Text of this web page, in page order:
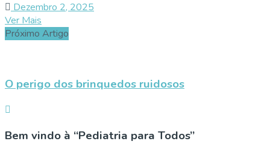
Dezembro 2, 2025
Ver Mais
Próximo Artigo
O perigo dos brinquedos ruidosos
Bem vindo à “Pediatria para Todos”